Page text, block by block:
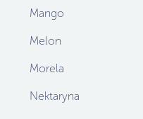
Mango
Melon
Morela
Nektaryna